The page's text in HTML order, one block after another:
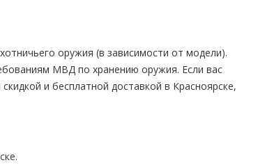
оружия (в зависимости от модели).
МВД по хранению оружия. Если вас
и бесплатной доставкой в Красноярске,